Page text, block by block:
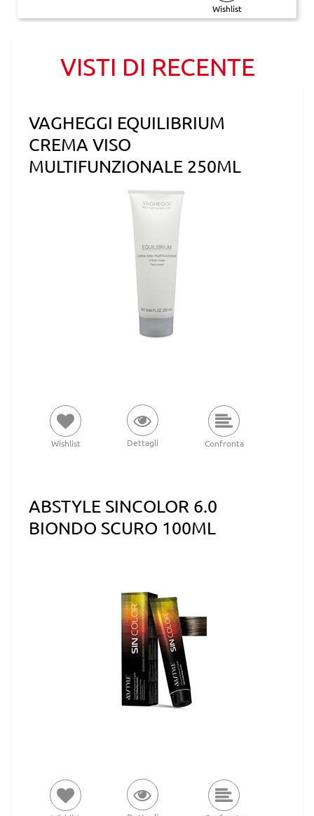
Wishlist
VISTI DI RECENTE
VAGHEGGI EQUILIBRIUM
CREMA VISO
MULTIFUNZIONALE 250ML
Wishlist Dettagli Confronta
ABSTYLE SINCOLOR 6.0
BIONDO SCURO 100ML